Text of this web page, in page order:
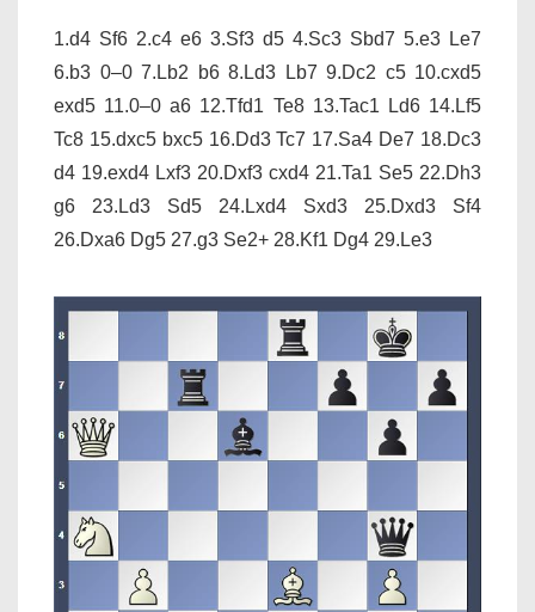
1.d4 Sf6 2.c4 e6 3.Sf3 d5 4.Sc3 Sbd7 5.e3 Le7
6.b3 0–0 7.Lb2 b6 8.Ld3 Lb7 9.Dc2 c5 10.cxd5
exd5 11.0–0 a6 12.Tfd1 Te8 13.Tac1 Ld6 14.Lf5
Tc8 15.dxc5 bxc5 16.Dd3 Tc7 17.Sa4 De7 18.Dc3
d4 19.exd4 Lxf3 20.Dxf3 cxd4 21.Ta1 Se5 22.Dh3
g6 23.Ld3 Sd5 24.Lxd4 Sxd3 25.Dxd3 Sf4
26.Dxa6 Dg5 27.g3 Se2+ 28.Kf1 Dg4 29.Le3